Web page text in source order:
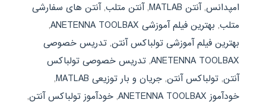
امپدانس,آنتن MATLAB ,آنتن متلب,آنتن های سفارشی
متلب, بهترین فیلم آموزشی ANETENNA TOOLBAX
,
بهترین فیلم آموزشی تولباکس آنتن, تدریس خصوصی
ANETENNA TOOLBAX
, تدریس خصوصی تولباکس
آنتن, تولباکس آنتن, جریان و بار توزیعی MATLAB
,
خودآموز ANETENNA TOOLBAX
, خودآموز تولباکس آنتن,